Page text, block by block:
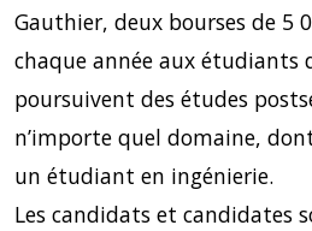
Gauthier, deux bourses de 5
chaque année aux étudiants
poursuivent des études
n’importe quel domaine,
un étudiant en ingénierie.
Les candidats et candidates